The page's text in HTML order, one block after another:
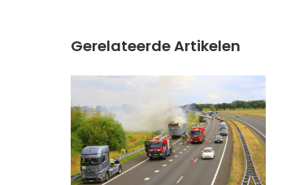
Gerelateerde Artikelen